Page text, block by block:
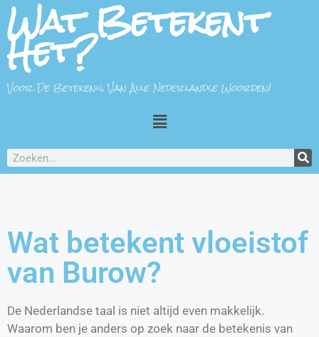
Wat Betekent
Het?
Voor De Betekenis Van Alle Nederlandse Woorden!
Wat betekent vloeistof
van Burow?
De Nederlandse taal is niet altijd even makkelijk.
Waarom ben je anders op zoek naar de betekenis van